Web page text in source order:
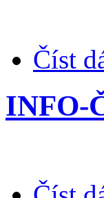
Číst
INFO-